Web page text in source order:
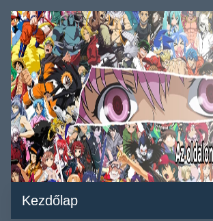
Kezdőlap